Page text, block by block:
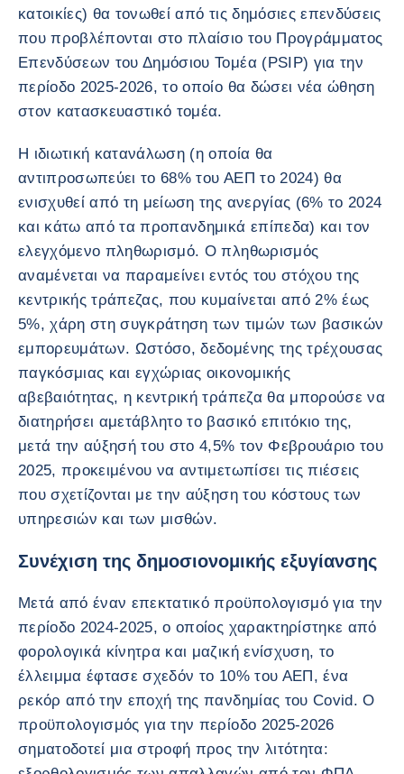
κατοικίες) θα τονωθεί από τις δημόσιες επενδύσεις
που προβλέπονται στο πλαίσιο του Προγράμματος
Επενδύσεων του Δημόσιου Τομέα (PSIP) για την
περίοδο 2025-2026, το οποίο θα δώσει νέα ώθηση
στον κατασκευαστικό τομέα.
Η ιδιωτική κατανάλωση (η οποία θα
αντιπροσωπεύει το 68% του ΑΕΠ το 2024) θα
ενισχυθεί από τη μείωση της ανεργίας (6% το 2024
και κάτω από τα προπανδημικά επίπεδα) και τον
ελεγχόμενο πληθωρισμό. Ο πληθωρισμός
αναμένεται να παραμείνει εντός του στόχου της
κεντρικής τράπεζας, που κυμαίνεται από 2% έως
5%, χάρη στη συγκράτηση των τιμών των βασικών
εμπορευμάτων. Ωστόσο, δεδομένης της τρέχουσας
παγκόσμιας και εγχώριας οικονομικής
αβεβαιότητας, η κεντρική τράπεζα θα μπορούσε να
διατηρήσει αμετάβλητο το βασικό επιτόκιο της,
μετά την αύξησή του στο 4,5% τον Φεβρουάριο του
2025, προκειμένου να αντιμετωπίσει τις πιέσεις
που σχετίζονται με την αύξηση του κόστους των
υπηρεσιών και των μισθών.
Συνέχιση της δημοσιονομικής εξυγίανσης
Μετά από έναν επεκτατικό προϋπολογισμό για την
περίοδο 2024-2025, ο οποίος χαρακτηρίστηκε από
φορολογικά κίνητρα και μαζική ενίσχυση, το
έλλειμμα έφτασε σχεδόν το 10% του ΑΕΠ, ένα
ρεκόρ από την εποχή της πανδημίας του Covid. Ο
προϋπολογισμός για την περίοδο 2025-2026
σηματοδοτεί μια στροφή προς την λιτότητα: